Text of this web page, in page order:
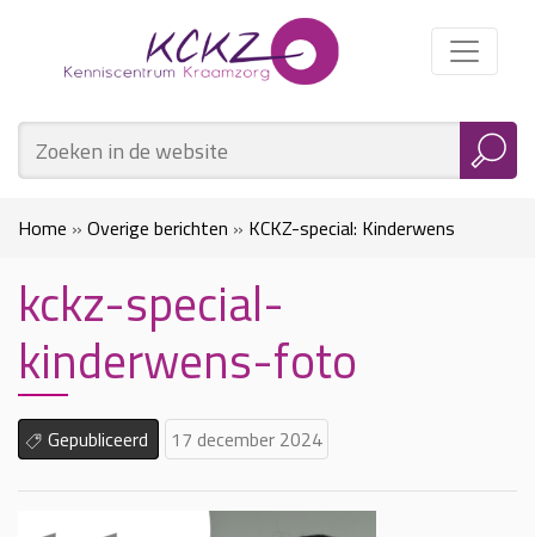
Home » Overige berichten » KCKZ-special: Kinderwens
verkennen in de kraamtijd » kckz-special-kinderwens-foto
kckz-special-
kinderwens-foto
Gepubliceerd 17 december 2024